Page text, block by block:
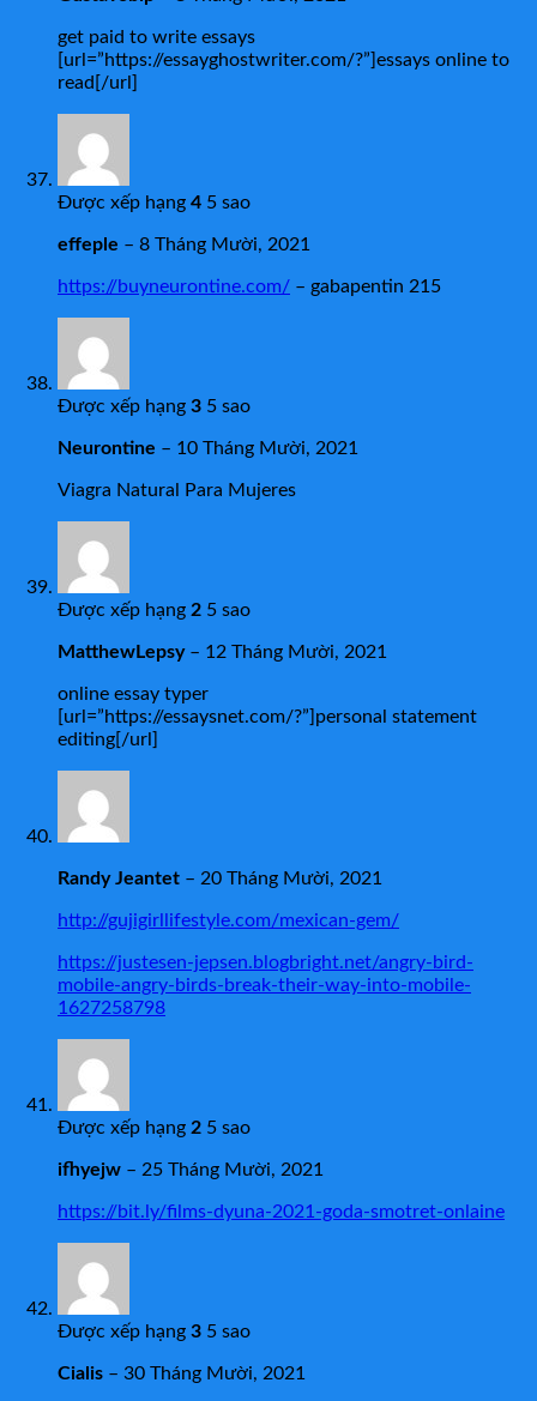
get paid to write essays
[url=”https://essayghostwriter.com/?”]essays online to
read[/url]
Được xếp hạng 4 5 sao
effeple – 8 Tháng Mười, 2021
https://buyneurontine.com/ – gabapentin 215
Được xếp hạng 3 5 sao
Neurontine – 10 Tháng Mười, 2021
Viagra Natural Para Mujeres
Được xếp hạng 2 5 sao
MatthewLepsy – 12 Tháng Mười, 2021
online essay typer
[url=”https://essaysnet.com/?”]personal statement
editing[/url]
Randy Jeantet – 20 Tháng Mười, 2021
http://gujigirllifestyle.com/mexican-gem/
https://justesen-jepsen.blogbright.net/angry-bird-
mobile-angry-birds-break-their-way-into-mobile-
1627258798
Được xếp hạng 2 5 sao
ifhyejw – 25 Tháng Mười, 2021
https://bit.ly/films-dyuna-2021-goda-smotret-onlaine
Được xếp hạng 3 5 sao
Cialis – 30 Tháng Mười, 2021